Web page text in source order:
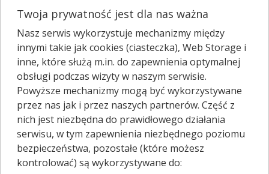
Sprawdź, które apteki w Żaganiu posiadają Twój
lek i zarezerwuj go już teraz!
Wpisz nazwę leku
W Żaganiu jest 10aptek. 10
aptek zgłosiło nam, że są właśnie
otwarte.*
Wybierz typ aptek
Twoja prywatność jest dla nas ważna
Nasz serwis wykorzystuje mechanizmy między
innymi takie jak cookies (ciasteczka), Web Storage i
inne, które służą m.in. do zapewnienia optymalnej
obsługi podczas wizyty w naszym serwisie.
Powyższe mechanizmy mogą być wykorzystywane
przez nas jak i przez naszych partnerów. Część z
nich jest niezbędna do prawidłowego działania
serwisu, w tym zapewnienia niezbędnego poziomu
bezpieczeństwa, pozostałe (które możesz
kontrolować) są wykorzystywane do: